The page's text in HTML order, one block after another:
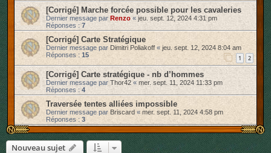
[Corrigé] Marche forcée possible pour les cavaleries
Dernier message parRenzo « jeu. sept. 12, 2024 4:31 pm
Réponses : 7
[Corrigé] Carte Stratégique
Dernier message par Dimitri Poliakoff«jeu. sept. 12, 2024 8:04 am
Réponses : 15 1 2
[Corrigé] Carte stratégique - nb d’hommes
Dernier message parThor42 « mer. sept. 11, 2024 11:33 pm
Réponses : 4
Traversée tentes alliées impossible
Dernier message par Briscard « mer. sept. 11, 2024 4:58 pm
Réponses : 3
Nouveau sujet